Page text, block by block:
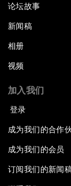
论坛故事
新闻稿
相册
视频
加入我们
登录
成为我们的合作
成为我们的会员
订阅我们的新闻